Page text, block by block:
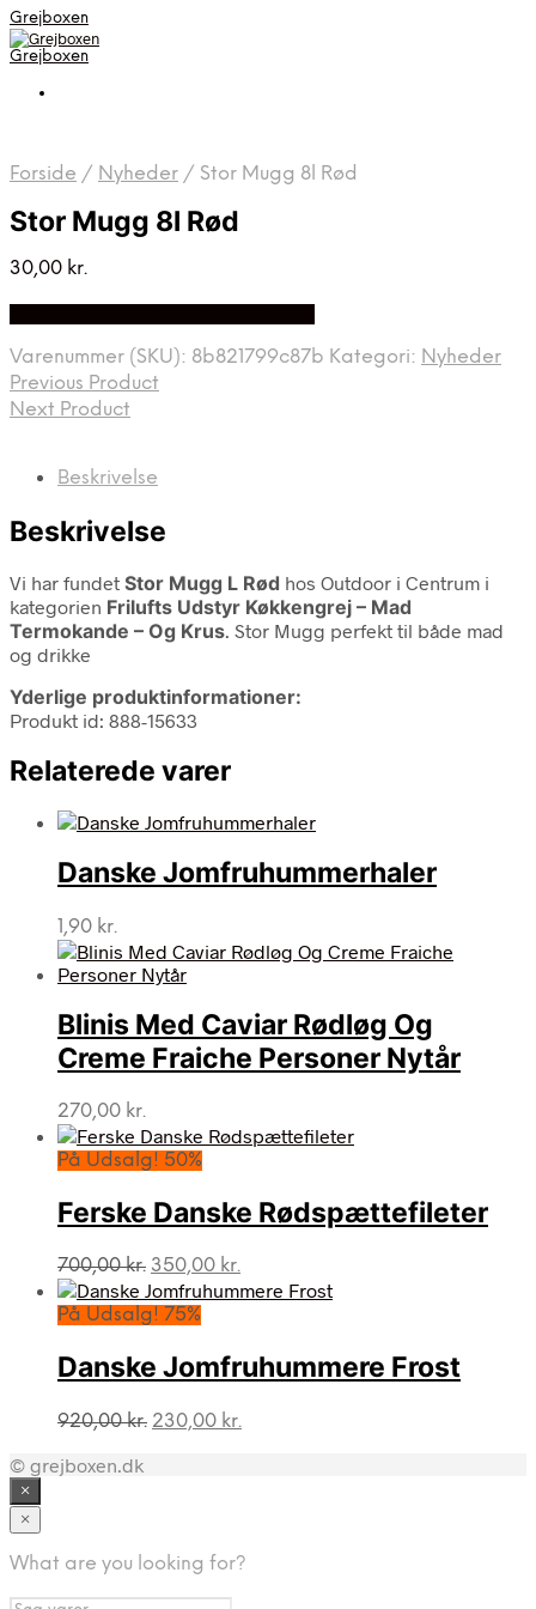
Grejboxen
Grejboxen
Forside / Nyheder / Stor Mugg 8l Rød
Stor Mugg 8l Rød
30,00 kr.
Varenummer (SKU): 8b821799c87b Kategori: Nyheder
Previous Product
Next Product
Beskrivelse
Beskrivelse
Vi har fundet Stor Mugg L Rød hos Outdoor i Centrum i
kategorien Frilufts Udstyr Køkkengrej – Mad
Termokande – Og Krus. Stor Mugg perfekt til både mad
og drikke
Yderlige produktinformationer:
Produkt id: 888-15633
Relaterede varer
Danske Jomfruhummerhaler
1,90 kr.
Blinis Med Caviar Rødløg Og
Creme Fraiche Personer Nytår
270,00 kr.
På Udsalg! 50%
Ferske Danske Rødspættefileter
700,00kr. Den
oprindelige
pris
700,00 kr..
350,00 kr.
aktuelle
350,00 kr..
På Udsalg! 75%
Danske Jomfruhummere Frost
920,00kr. Den
230,00 kr.
© grejboxen.dk
×
×
What are you looking for?